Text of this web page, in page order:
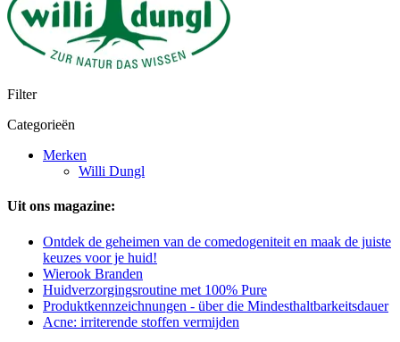
Filter
Categorieën
Merken
Willi Dungl
Uit ons magazine:
Ontdek de geheimen van de comedogeniteit en maak de juiste
keuzes voor je huid!
Wierook Branden
Huidverzorgingsroutine met 100% Pure
Produktkennzeichnungen - über die Mindesthaltbarkeitsdauer
Acne: irriterende stoffen vermijden